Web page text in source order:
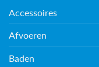
Accessoires
Afvoeren
Baden